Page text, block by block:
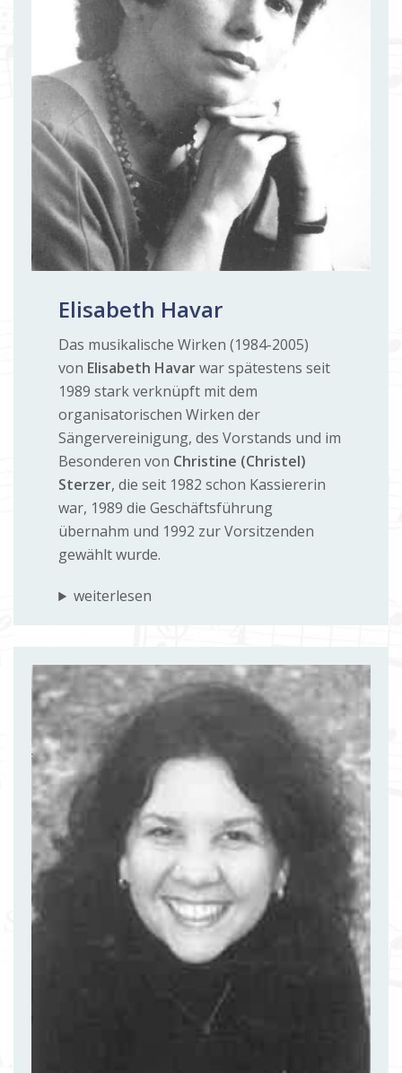
Elisabeth Havar
Das musikalische Wirken (1984-2005)
von Elisabeth Havarwar spätestens seit
1989 stark verknüpft mit dem
organisatorischen Wirken der
Sängervereinigung, des Vorstands und im
Besonderen von Christine (Christel)
Sterzer, die seit 1982 schon Kassiererin
war, 1989 die Geschäftsführung
übernahm und 1992 zur Vorsitzenden
gewählt wurde.
weiterlesen